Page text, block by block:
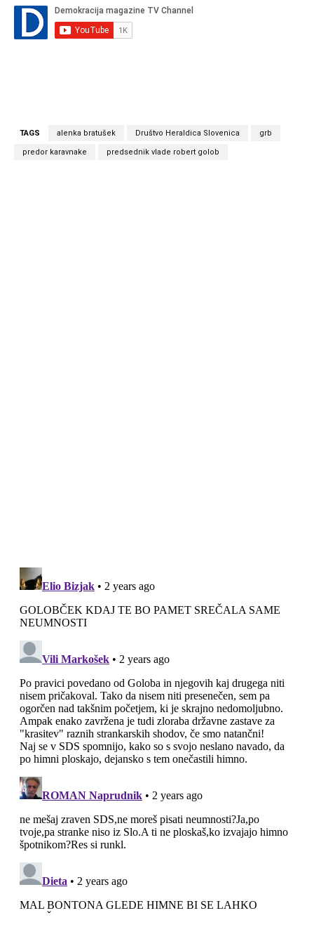
TAGS alenka bratušek Društvo Heraldica Slovenica grb
predor karavnake predsednik vlade robert golob